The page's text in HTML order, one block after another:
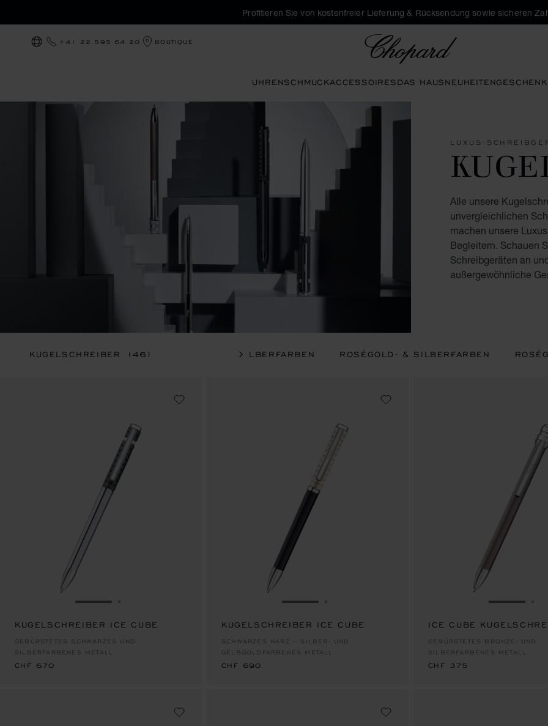
Profitieren Sie von kostenfreier Lieferung & Rücksendung sowie sicheren
LOKALISIERUNG (LAND ÄNDERN)
+41 22 595 64 20 BOUTIQUE
UHRENSCHMUCKACCESSOIRESDAS HAUSNEUHEITEN
LUXUS-
Alle unsere
unvergleichlichen
machen unsere
Begleitern. Schauen
Schreibgeräten an
außergewöhnliche
KUGELSCHREIBER (46) SILBERFARBEN ROSÉGOLD- & SILBERFARBEN
ZUR FOLIE GEHEN 1
KUGELSCHREIBER ICE CUBE
GEBÜRSTETES SCHWARZES UND
SILBERFARBENES METALL
CHF 670
ZUR FOLIE GEHEN 1
KUGELSCHREIBER ICE CUBE
SCHWARZES HARZ – SILBER- UND
GELBGOLDFARBENES METALL
CHF 690
ZUR
ICE CUBE
GEBÜRSTETES BRONZE- UND
SILBERFARBENES METALL
CHF 375